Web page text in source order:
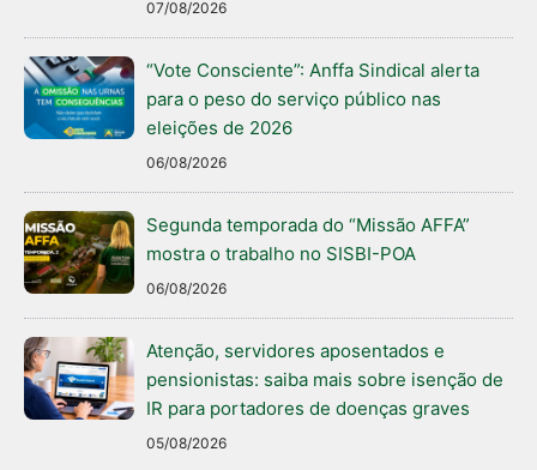
07/08/2026
“Vote Consciente”: Anffa Sindical alerta
para o peso do serviço público nas
eleições de 2026
06/08/2026
Segunda temporada do “Missão AFFA”
mostra o trabalho no SISBI-POA
06/08/2026
Atenção, servidores aposentados e
pensionistas: saiba mais sobre isenção de
IR para portadores de doenças graves
05/08/2026